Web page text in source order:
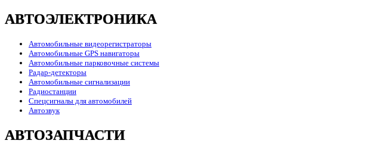
АВТОЭЛЕКТРОНИКА
Автомобильные видеорегистраторы
Автомобильные GPS навигаторы
Автомобильные парковочные системы
Радар-детекторы
Автомобильные сигнализации
Радиостанции
Спецсигналы для автомобилей
Автозвук
АВТОЗАПЧАСТИ